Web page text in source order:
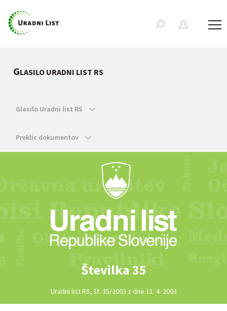
GLASILO URADNI LIST RS
Glasilo Uradni list RS
Preklic dokumentov
Številka 35
Uradni list RS, št. 35/2003 z dne 11. 4. 2003